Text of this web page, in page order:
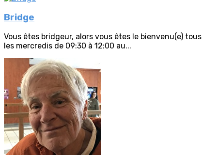
Bridge
Vous êtes bridgeur, alors vous êtes le bienvenu(e) tous
les mercredis de 09:30 à 12:00 au...